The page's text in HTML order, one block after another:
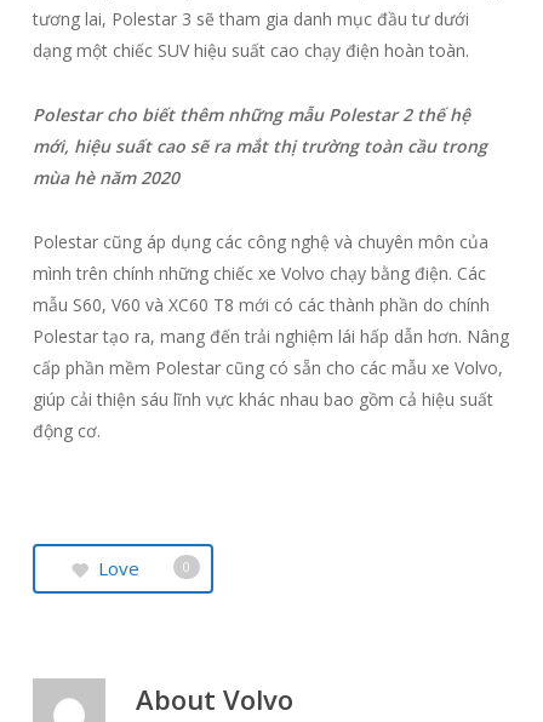
tương lai, Polestar 3 sẽ tham gia danh mục đầu tư dưới
dạng một chiếc SUV hiệu suất cao chạy điện hoàn toàn.
Polestar cho biết thêm những mẫu Polestar 2 thế hệ
mới, hiệu suất cao sẽ ra mắt thị trường toàn cầu trong
mùa hè năm 2020
Polestar cũng áp dụng các công nghệ và chuyên môn của
mình trên chính những chiếc xe Volvo chạy bằng điện. Các
mẫu S60, V60 và XC60 T8 mới có các thành phần do chính
Polestar tạo ra, mang đến trải nghiệm lái hấp dẫn hơn. Nâng
cấp phần mềm Polestar cũng có sẵn cho các mẫu xe Volvo,
giúp cải thiện sáu lĩnh vực khác nhau bao gồm cả hiệu suất
động cơ.
Love 0
About Volvo